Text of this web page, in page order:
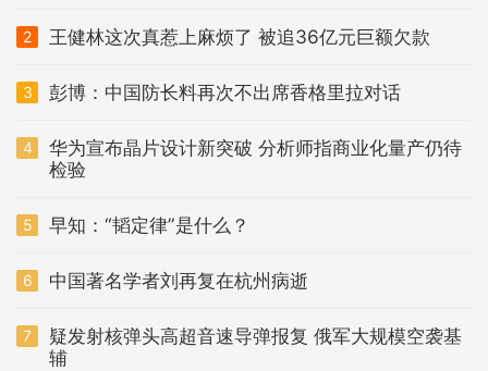
2 王健林这次真惹上麻烦了 被追36亿元巨额欠款
3 彭博：中国防长料再次不出席香格里拉对话
4
华为宣布晶片设计新突破 分析师指商业化量产仍待
检验
5 早知：“韬定律”是什么？
6 中国著名学者刘再复在杭州病逝
7
疑发射核弹头高超音速导弹报复 俄军大规模空袭基
辅